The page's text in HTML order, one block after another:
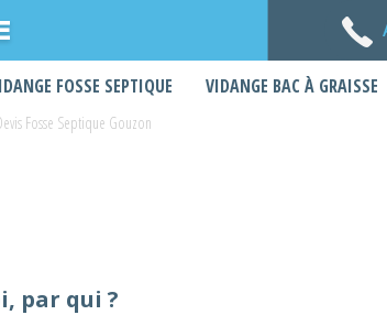
FOSSE SEPTIQUE VIDANGE BAC À GRAISSE
Fosse Septique Gouzon
par qui ?